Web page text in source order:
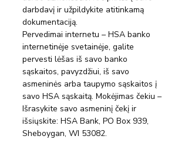
darbdavį ir užpildykite atitinkamą
dokumentaciją.
Pervedimai internetu – HSA banko
internetinėje svetainėje, galite
pervesti lėšas iš savo banko
sąskaitos, pavyzdžiui, iš savo
asmeninės arba taupymo sąskaitos į
savo HSA sąskaitą. Mokėjimas čekiu –
Išrasykite savo asmeninį čekį ir
išsiųskite: HSA Bank, PO Box 939,
Sheboygan, WI 53082.